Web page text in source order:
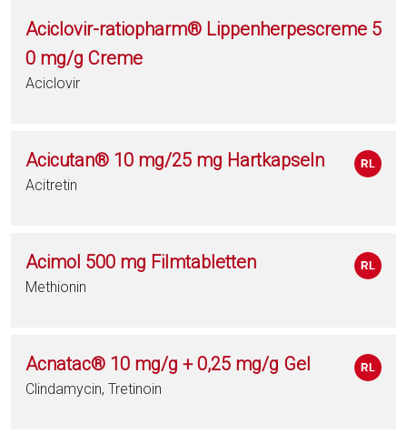
Aciclovir-ratiopharm® Lippenherpescreme 5
0 mg/g Creme
Aciclovir
Acicutan® 10 mg/25 mg Hartkapseln
Acitretin
Acimol 500 mg Filmtabletten
Methionin
Acnatac® 10 mg/g + 0,25 mg/g Gel
Clindamycin, Tretinoin